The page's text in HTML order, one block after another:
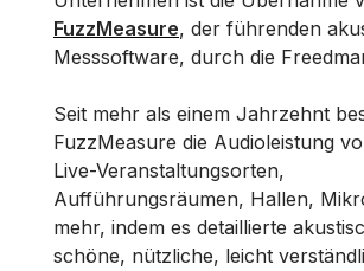
FuzzMeasure, der führenden
Messsoftware, durch die
Seit mehr als einem Jahrzehnt
FuzzMeasure die Audioleistung
Live-Veranstaltungsorten,
Aufführungsräumen, Hallen,
mehr, indem es detaillierte
schöne, nützliche, leicht